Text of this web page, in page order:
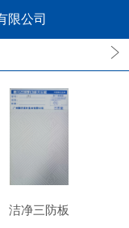
限公司
洁净三防板